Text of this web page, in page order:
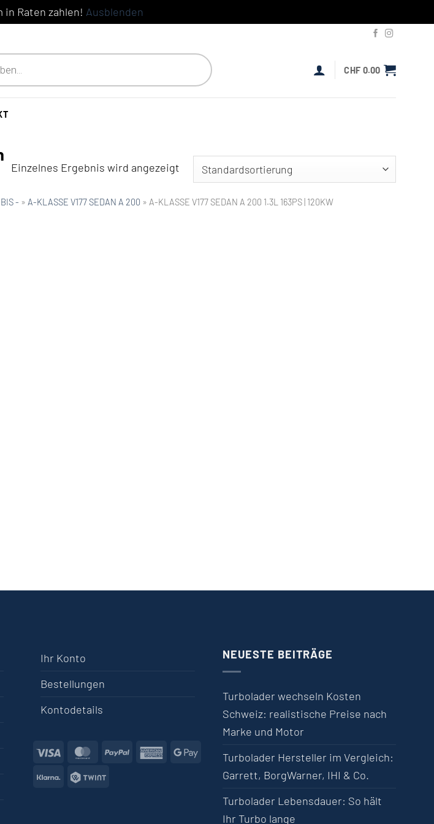
in Raten zahlen! Ausblenden
CHF 0.00
Einzelnes Ergebnis wird angezeigt
- » A-KLASSE V177 SEDAN A 200 » A-KLASSE V177 SEDAN A 200 1.3L 163PS | 120KW
Ihr Konto
Bestellungen
Kontodetails
Visa MasterCard
PayPalAmerican Express
Google Pay
Klarna
Twint
NEUESTE BEITRÄGE
Turbolader wechseln Kosten
Schweiz: realistische Preise nach
Marke und Motor
Turbolader Hersteller im Vergleich:
Garrett, BorgWarner, IHI & Co.
Turbolader Lebensdauer: So hält
Ihr Turbo lange